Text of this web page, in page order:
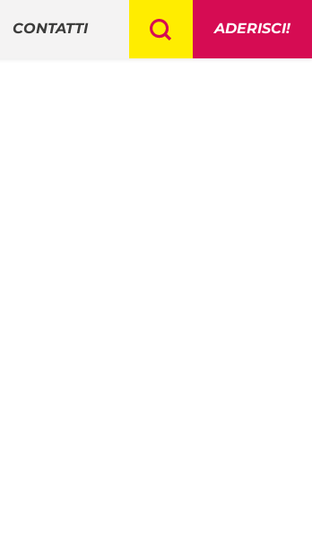
CONTATTI ADERISCI!